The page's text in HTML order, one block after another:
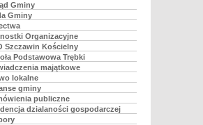
Gminy
Gminy
Organizacyjne
Szczawin Kościelny
Podstawowa Trębki
majątkowe
lokalne
gminy
publiczne
dzialaności gospodarczej